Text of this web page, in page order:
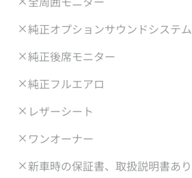
純正オプションサウンドシステム
純正後席モニター
純正フルエアロ
レザーシート
ワンオーナー
新車時の保証書、取扱説明書あり